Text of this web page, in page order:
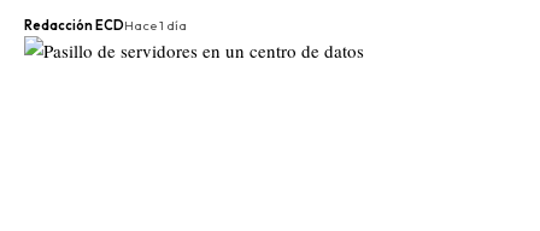
Redacción ECDHace 1 día